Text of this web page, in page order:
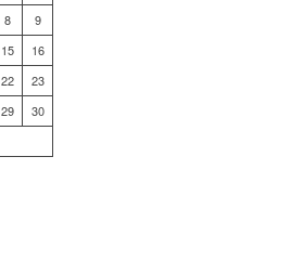
8
9
15
16
22
23
29
30